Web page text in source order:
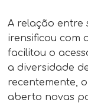
A relação entre
irensificou com
facilitou o
a diversidade
recentemente,
aberto novas